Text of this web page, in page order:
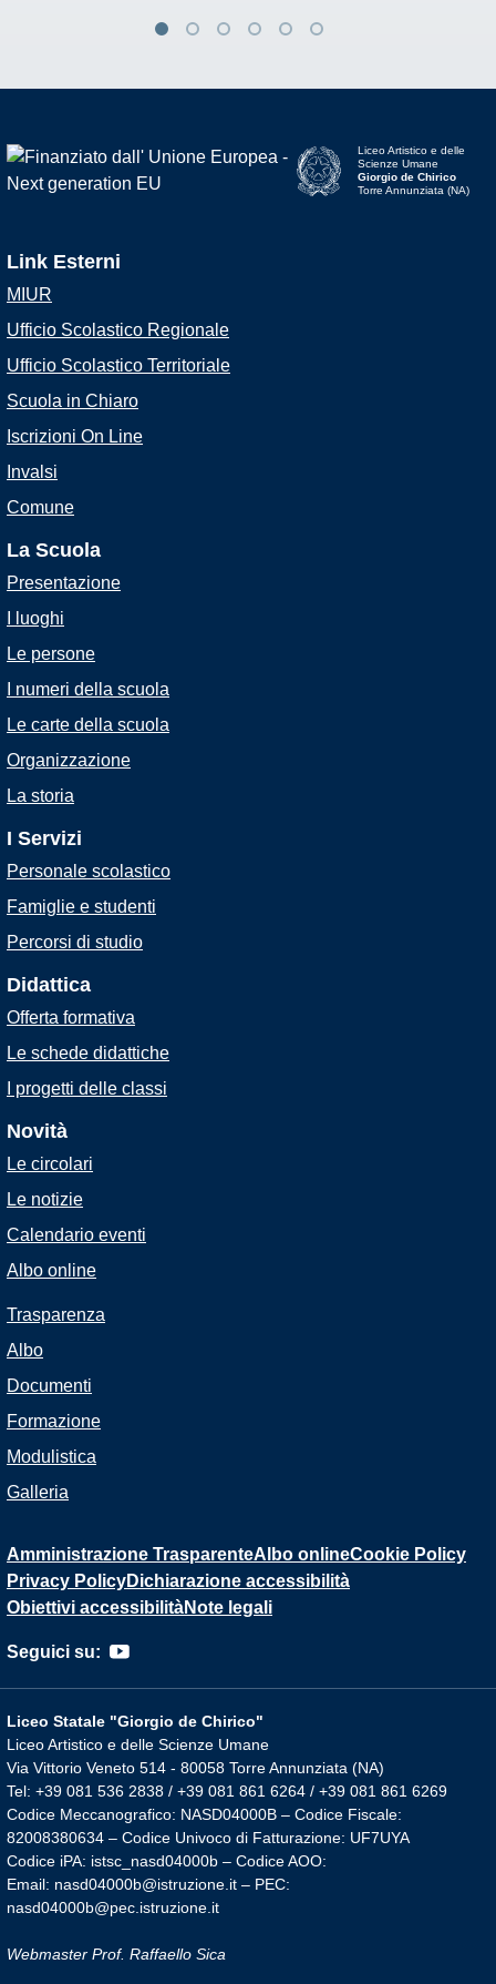
Liceo Artistico e delle
Scienze Umane
Giorgio de Chirico
Torre Annunziata (NA)
Link Esterni
MIUR
Ufficio Scolastico Regionale
Ufficio Scolastico Territoriale
Scuola in Chiaro
Iscrizioni On Line
Invalsi
Comune
La Scuola
Presentazione
I luoghi
Le persone
I numeri della scuola
Le carte della scuola
Organizzazione
La storia
I Servizi
Personale scolastico
Famiglie e studenti
Percorsi di studio
Didattica
Offerta formativa
Le schede didattiche
I progetti delle classi
Novità
Le circolari
Le notizie
Calendario eventi
Albo online
Trasparenza
Albo
Documenti
Formazione
Modulistica
Galleria
Amministrazione TrasparenteAlbo onlineCookie Policy
Privacy PolicyDichiarazione accessibilità
Obiettivi accessibilitàNote legali
Seguici su:
Liceo Statale "Giorgio de Chirico"
Liceo Artistico e delle Scienze Umane
Via Vittorio Veneto 514 - 80058 Torre Annunziata (NA)
Tel: +39 081 536 2838 / +39 081 861 6264 / +39 081 861 6269
Codice Meccanografico: NASD04000B – Codice Fiscale:
82008380634 – Codice Univoco di Fatturazione: UF7UYA
Codice iPA: istsc_nasd04000b – Codice AOO:
Email: nasd04000b@istruzione.it – PEC:
nasd04000b@pec.istruzione.it
Webmaster Prof. Raffaello Sica